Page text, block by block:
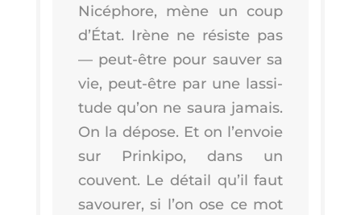
Nicé­phore, mène un coup
d’É­tat. Irène ne résiste pas
— peut-être pour sau­ver sa
vie, peut-être par une las­si­
tude qu’on ne sau­ra jamais.
On la dépose. Et on l’en­voie
sur Prin­ki­po, dans un
couvent. Le détail qu’il faut
savou­rer, si l’on ose ce mot